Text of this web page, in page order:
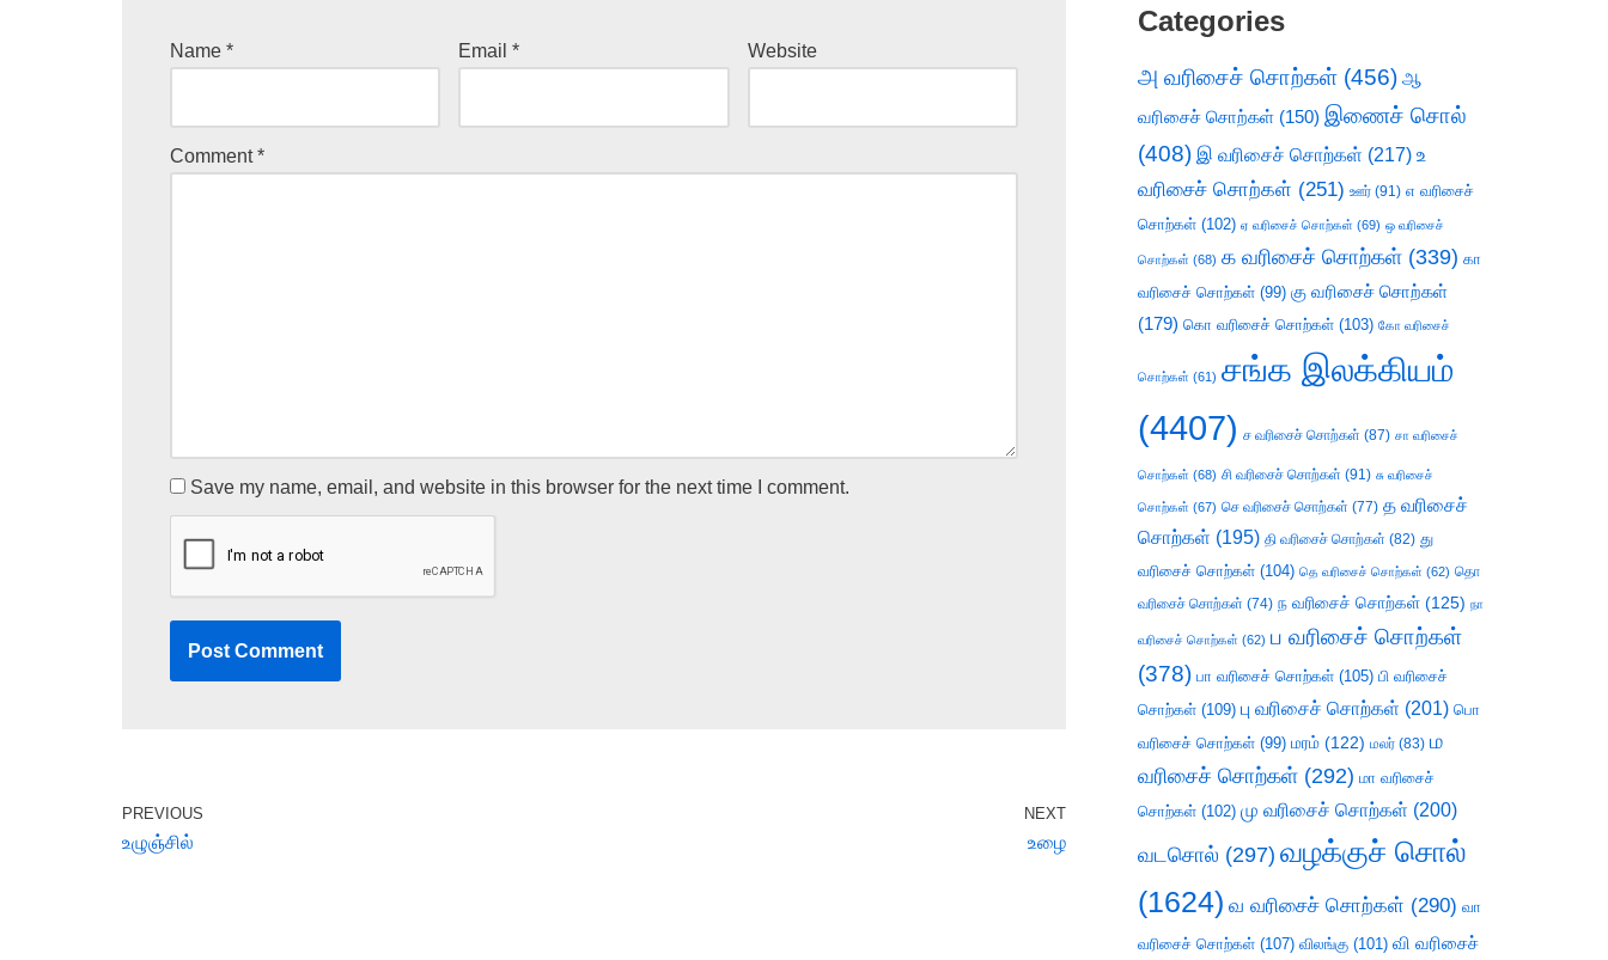
Name * Email* Website
Comment*
Save my name, email, and website in this browser for the next time I comment.
PREVIOUS
உழுஞ்சில்
NEXT
உழை
Categories
அ வரிசைச் சொற்கள் (456) ஆ
வரிசைச் சொற்கள் (150) இணைச் சொல்
(408) இ வரிசைச் சொற்கள் (217) உ
வரிசைச் சொற்கள் (251) ஊர் (91) எ வரிசைச்
சொற்கள் (102) ஏ வரிசைச் சொற்கள் (69) ஒ வரிசைச்
சொற்கள் (68) க வரிசைச் சொற்கள் (339) கா
வரிசைச் சொற்கள் (99) கு வரிசைச் சொற்கள்
(179) கொ வரிசைச் சொற்கள் (103) கோ வரிசைச்
சொற்கள் (61) சங்க இலக்கியம்
(4407) ச வரிசைச் சொற்கள் (87) சா வரிசைச்
சொற்கள் (68) சி வரிசைச் சொற்கள் (91) சு வரிசைச்
சொற்கள் (67) செ வரிசைச் சொற்கள் (77) த வரிசைச்
சொற்கள் (195) தி வரிசைச் சொற்கள் (82) து
வரிசைச் சொற்கள் (104) தெ வரிசைச் சொற்கள் (62) தொ
வரிசைச் சொற்கள் (74) ந வரிசைச் சொற்கள் (125) நா
வரிசைச் சொற்கள் (62) ப வரிசைச் சொற்கள்
(378) பா வரிசைச் சொற்கள் (105) பி வரிசைச்
சொற்கள் (109) பு வரிசைச் சொற்கள் (201) பொ
வரிசைச் சொற்கள் (99) மரம் (122) மலர் (83) ம
வரிசைச் சொற்கள் (292) மா வரிசைச்
சொற்கள் (102) மு வரிசைச் சொற்கள் (200)
வடசொல் (297) வழக்குச் சொல்
(1624) வ வரிசைச் சொற்கள் (290) வா
வரிசைச் சொற்கள் (107) விலங்கு (101) வி வரிசைச்